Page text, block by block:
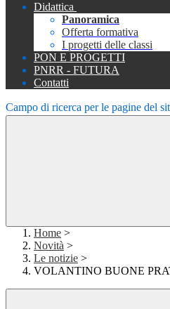
Didattica
Panoramica
Offerta formativa
I progetti delle classi
PON E PROGETTI
PNRR - FUTURA
Contatti
Campo di ricerca per le pagine del
Home >
Novità >
Le notizie >
VOLANTINO BUONE